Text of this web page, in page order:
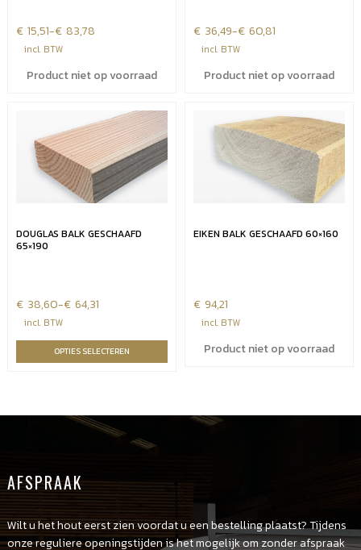
€ 15,51-€ 83,78
Prijsklasse:
€15,51
€83,78
incl. BTW
Product niet op voorraad
€ 36,49-€ 60,81
Prijsklasse:
€36,49
€60,81
incl. BTW
Product niet op voorraad
DOUGLAS BALK GESCHAAFD
65×190
€ 38,60-€ 64,31
Prijsklasse:
€38,60
tot
incl. BTW
OPTIES SELECTEREN
EIKEN BALK GESCHAAFD 60×160
€ 94,21
incl. BTW
Product niet op voorraad
AFSPRAAK
Wilt u het hout eerst zien voordat u een bestelling plaatst? Tijdens
onze reguliere openingstijden is het mogelijk om zonder afspraak